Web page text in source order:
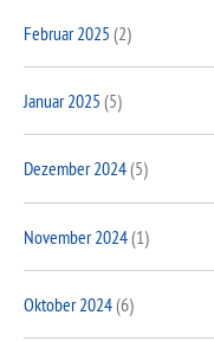
Februar 2025 (2)
Januar 2025 (5)
Dezember 2024(5)
November 2024(1)
Oktober 2024(6)